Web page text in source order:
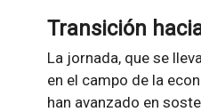
Transición
La jornada, que se
en el campo de la
han avanzado en